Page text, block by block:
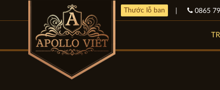
Thước lỗ ban 0865